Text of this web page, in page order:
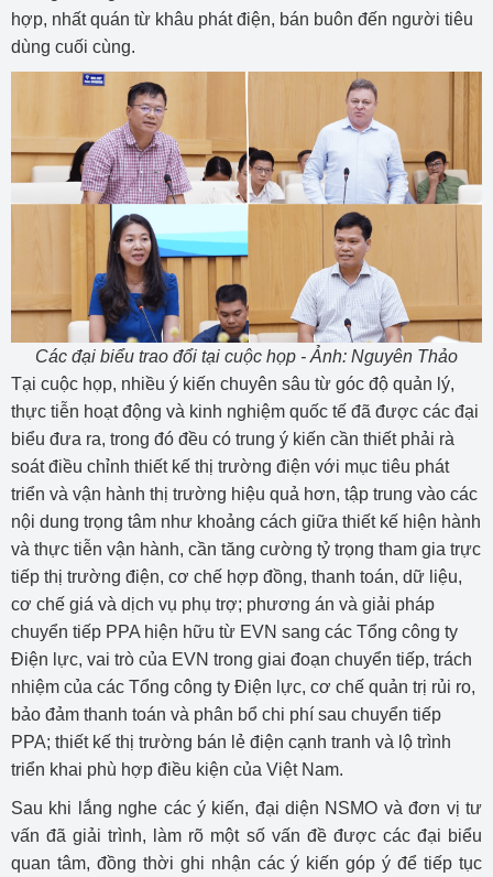
hợp, nhất quán từ khâu phát điện, bán buôn đến người tiêu
dùng cuối cùng.
Các đại biểu trao đổi tại cuộc họp - Ảnh: Nguyên Thảo
Tại cuộc họp, nhiều ý kiến chuyên sâu từ góc độ quản lý,
thực tiễn hoạt động và kinh nghiệm quốc tế đã được các đại
biểu đưa ra, trong đó đều có trung ý kiến cần thiết phải rà
soát điều chỉnh thiết kế thị trường điện với mục tiêu phát
triển và vận hành thị trường hiệu quả hơn, tập trung vào các
nội dung trọng tâm như khoảng cách giữa thiết kế hiện hành
và thực tiễn vận hành, cần tăng cường tỷ trọng tham gia trực
tiếp thị trường điện, cơ chế hợp đồng, thanh toán, dữ liệu,
cơ chế giá và dịch vụ phụ trợ; phương án và giải pháp
chuyển tiếp PPA hiện hữu từ EVN sang các Tổng công ty
Điện lực, vai trò của EVN trong giai đoạn chuyển tiếp, trách
nhiệm của các Tổng công ty Điện lực, cơ chế quản trị rủi ro,
bảo đảm thanh toán và phân bổ chi phí sau chuyển tiếp
PPA; thiết kế thị trường bán lẻ điện cạnh tranh và lộ trình
triển khai phù hợp điều kiện của Việt Nam.
Sau khi lắng nghe các ý kiến, đại diện NSMO và đơn vị tư
vấn đã giải trình, làm rõ một số vấn đề được các đại biểu
quan tâm, đồng thời ghi nhận các ý kiến góp ý để tiếp tục